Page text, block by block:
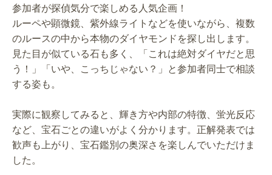
参加者が探偵気分で楽しめる人気企画！
ルーペや顕微鏡、紫外線ライトなどを使いながら、複数
のルースの中から本物のダイヤモンドを探し出します。
見た目が似ている石も多く、「これは絶対ダイヤだと思
う！」「いや、こっちじゃない？」と参加者同士で相談
する姿も。
実際に観察してみると、輝き方や内部の特徴、蛍光反応
など、宝石ごとの違いがよく分かります。正解発表では
歓声も上がり、宝石鑑別の奥深さを楽しんでいただけま
した。